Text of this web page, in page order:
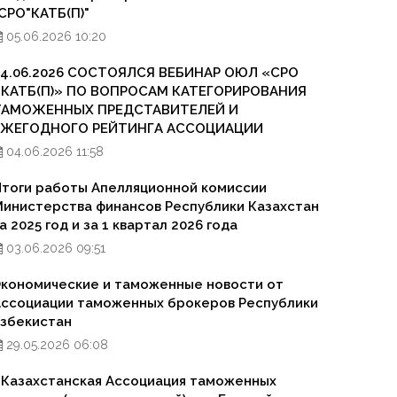
05.06.2026 10:20
СОСТОЯЛСЯ ВЕБИНАР ОЮЛ «СРО
ПО ВОПРОСАМ КАТЕГОРИРОВАНИЯ
ПРЕДСТАВИТЕЛЕЙ И
РЕЙТИНГА АССОЦИАЦИИ
04.06.2026 11:58
работы Апелляционной комиссии
финансов Республики Казахстан
2025 год и за 1 квартал 2026 года
03.06.2026 09:51
и таможенные новости от
таможенных брокеров Республики
29.05.2026 06:08
Ассоциация таможенных